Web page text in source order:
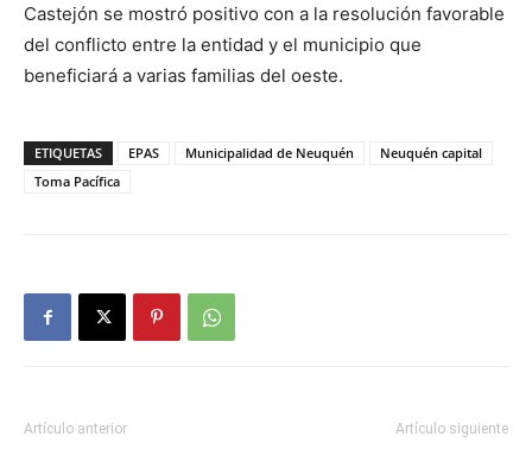
Castejón se mostró positivo con a la resolución favorable
del conflicto entre la entidad y el municipio que
beneficiará a varias familias del oeste.
ETIQUETAS EPAS Municipalidad de Neuquén
Neuquén capital
Toma Pacífica
Artículo anterior Artículo siguiente